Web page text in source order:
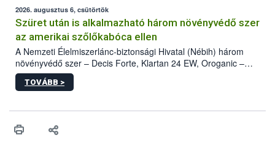
az intenzív felderítést, emellett az intézkedéseket a szlovák
hatósággal is összehangolják a terjedés megállítása érdekében.
2026. augusztus 6, csütörtök
Szüret után is alkalmazható három növényvédő szer
az amerikai szőlőkabóca ellen
A Nemzeti Élelmiszerlánc-biztonsági Hivatal (Nébih) három
növényvédő szer – Decis Forte, Klartan 24 EW, Oroganic –
engedélyokiratát módosította, így azok a szüretet követően,
egészen a vesszőérettség (BBCH 91) stádiumáig
érésű szőlőkben is legyen lehetőség a károsító elleni további
felhasználók számára is elérhető és ökológiai termesztésben is
TOVÁBB >